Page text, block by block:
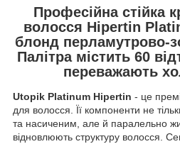
Професійна стійка
волосся Hipertin
блонд перламутрово-
Палітра містить 60
переважають
Utopik Platinum Hipertin - це
для волосся. Її компоненти не
та насиченим, але й паралельно
відновлюють структуру волосся.